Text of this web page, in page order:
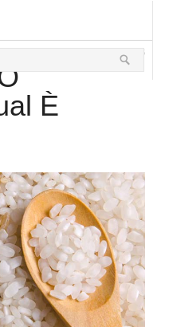
Yoga
Bellezza
Fitness
Relax
Viaggi & Vacanze
09 Settembre 2016
È